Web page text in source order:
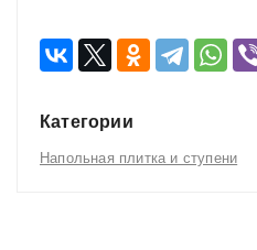
Категории
Напольная плитка и ступени